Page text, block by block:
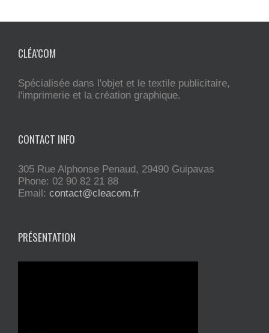
CLÉA’COM
Spécialisée dans l'objet et le textile publicitaire,
l'imprimerie et la création graphique.
CONTACT INFO
305 Rue Alphonse Penaud, 29490 Guipavas
Phone: 02 90 82 21 88
Email: contact@cleacom.fr
PRÉSENTATION